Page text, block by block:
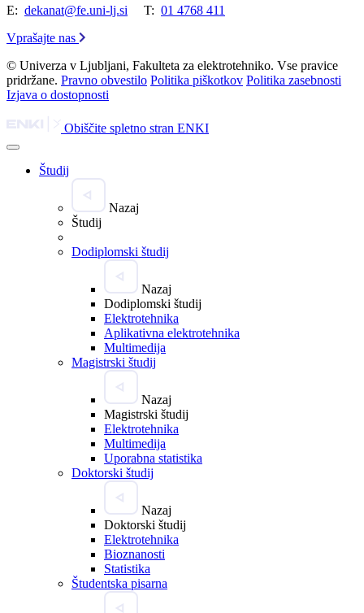
E: dekanat@fe.uni-lj.si T: 01 4768 411
Vprašajte nas
© Univerza v Ljubljani, Fakulteta za elektrotehniko. Vse pravice
pridržane. Pravno obvestilo Politika piškotkov Politika zasebnosti
Izjava o dostopnosti
Obiščite spletno stran ENKI
Študij
Nazaj
Študij
Dodiplomski študij
Nazaj
Dodiplomski študij
Elektrotehnika
Aplikativna elektrotehnika
Multimedija
Magistrski študij
Nazaj
Magistrski študij
Elektrotehnika
Multimedija
Uporabna statistika
Doktorski študij
Nazaj
Doktorski študij
Elektrotehnika
Bioznanosti
Statistika
Študentska pisarna